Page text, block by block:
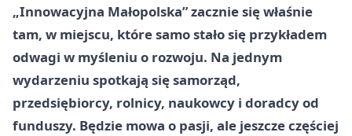
„Innowacyjna Małopolska” zacznie się właśnie
tam, w miejscu, które samo stało się przykładem
odwagi w myśleniu o rozwoju. Na jednym
wydarzeniu spotkają się samorząd,
przedsiębiorcy, rolnicy, naukowcy i doradcy od
funduszy. Będzie mowa o pasji, ale jeszcze częściej